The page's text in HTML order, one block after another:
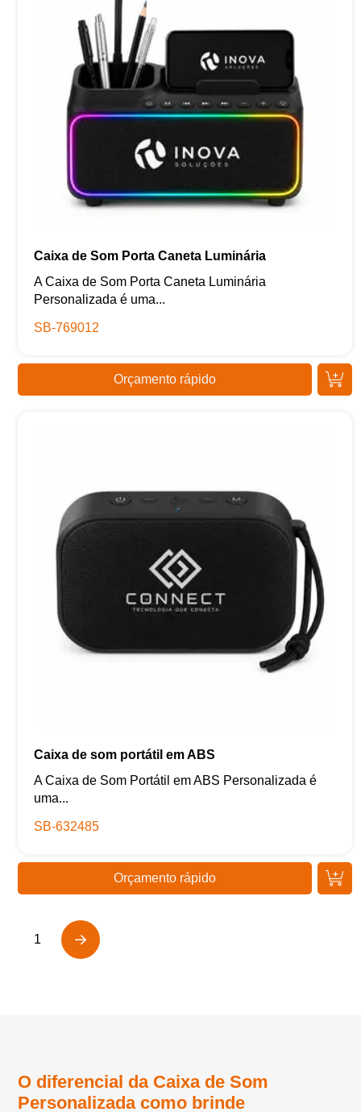
Caixa de Som Porta Caneta Luminária
A Caixa de Som Porta Caneta Luminária
Personalizada é uma...
SB-769012
Orçamento rápido
Caixa de som portátil em ABS
A Caixa de Som Portátil em ABS Personalizada é
uma...
SB-632485
Orçamento rápido
1 Next
O diferencial da Caixa de Som
Personalizada como brinde